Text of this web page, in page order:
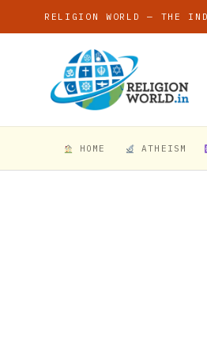
RELIGION WORLD — THE
HOME ATHEISM